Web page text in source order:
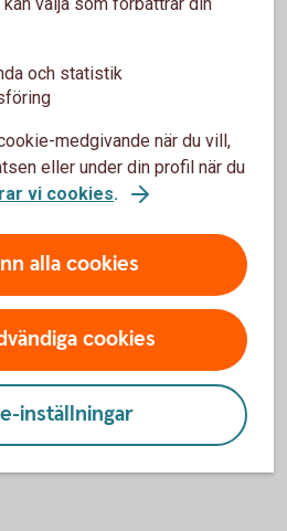
– vad är det för skillnad på
ägarens försäkring att
då?
utanför Sverige?
viltolyckor?
och statistik
medgivande när du vill,
eller under din profil när du
vi cookies.
alla cookies
cookies
inställningar